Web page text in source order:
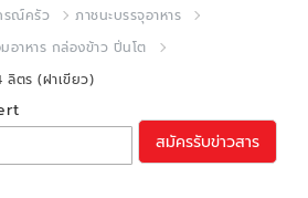
รณ์ครัว
ภาชนะบรรจุอาหาร
อาหาร กล่องข้าว ปิ่นโต
ลิตร (ฝาเขียว)
สมัครรับข่าวสาร